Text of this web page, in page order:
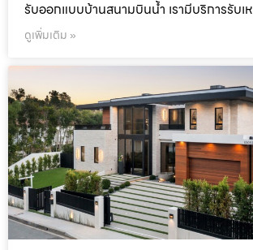
รับออกแบบบ้านสนามบินน้ำ เรามีบริการรับเห
ดูเพิ่มเติม »